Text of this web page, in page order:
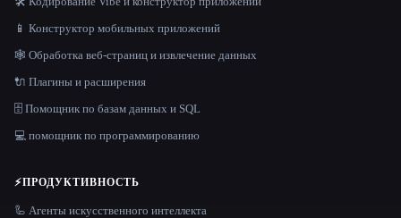
📱 Конструктор мобильных приложений
🕸️ Обработка веб-страниц и извлечение данных
🔌 Плагины и расширения
🗄️ Помощник по базам данных и SQL
💻 помощник по программированию
⚡ПРОДУКТИВНОСТЬ
🦾 Агенты искусственного интеллекта